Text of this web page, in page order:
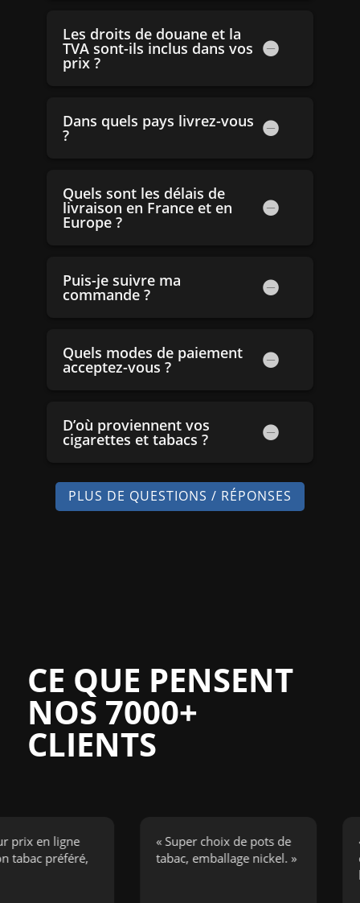
Les droits de douane et la
TVA sont-ils inclus dans vos
prix ?
Dans quels pays livrez-vous
?
Quels sont les délais de
livraison en France et en
Europe ?
Puis-je suivre ma
commande ?
Quels modes de paiement
acceptez-vous ?
D’où proviennent vos
cigarettes et tabacs ?
PLUS DE QUESTIONS / RÉPONSES
CE QUE PENSENT
NOS 7000+
CLIENTS
ligne
préféré,
« Super choix de pots de
tabac, emballage nickel. »
«